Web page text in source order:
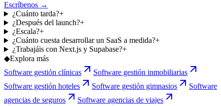
Escríbenos →
¿Cuánto tarda?+
¿Después del launch?+
¿Escala?+
¿Cuánto cuesta desarrollar un SaaS a medida?+
¿Trabajáis con Next.js y Supabase?+
◆Explora más
Software gestión clínicas
Software gestión inmobiliarias
Software gestión hoteles
Software gestión gimnasios
Software
agencias de seguros
Software agencias de viajes